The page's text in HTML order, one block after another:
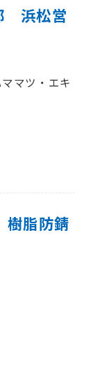
浜松営
マツ・エキ
脂防錆